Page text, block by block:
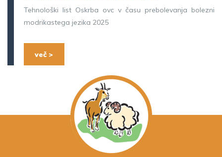
Tehnološki list Oskrba ovc v času prebolevanja bolezni
modrikastega jezika 2025
več >